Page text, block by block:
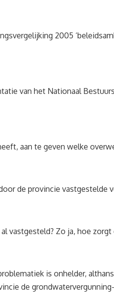
2005
van het Nationaal
aan te geven welke
de provincie vastgestelde
vastgesteld? Zo ja, hoe
is onhelder,
de